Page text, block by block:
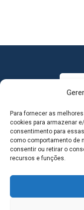
Para fornecer as
cookies para armazenar
consentimento para
como comportamento de
consentir ou retirar o
recursos e funções.
MAPA DO SITE